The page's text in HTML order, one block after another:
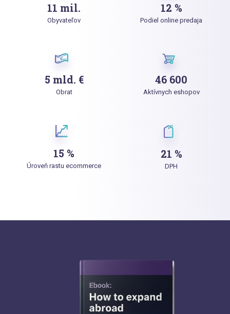
11 mil.
Obyvateľov
12 %
Podiel online predaja
5 mld. €
Obrat
46 600
Aktívnych eshopov
15 %
Úroveň rastu ecommerce
21 %
DPH